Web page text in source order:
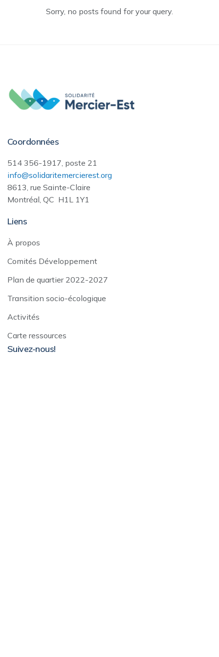
Sorry, no posts found for your query.
Coordonnées
514 356-1917, poste 21
info@solidaritemercierest.org
8613, rue Sainte-Claire
Montréal, QC H1L 1Y1
Liens
À propos
Comités Développement
Plan de quartier 2022-2027
Transition socio-écologique
Activités
Carte ressources
Suivez-nous!